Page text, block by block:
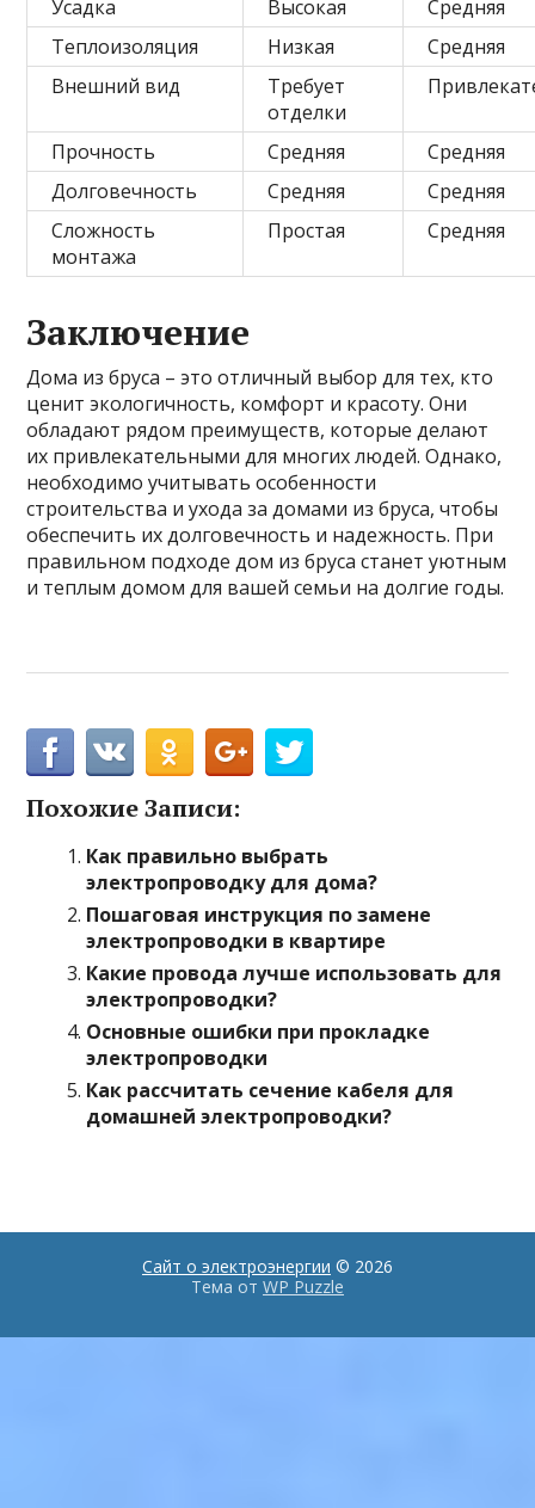
Усадка
Высокая
Средняя
Теплоизоляция
Низкая
Средняя
Внешний вид
Требует
отделки
Прочность Средняя
Средняя
Долговечность
Средняя
Средняя
Сложность
монтажа
Простая Средняя
Заключение
Дома из бруса – это отличный выбор для тех, кто
ценит экологичность, комфорт и красоту. Они
обладают рядом преимуществ, которые делают
их привлекательными для многих людей. Однако,
необходимо учитывать особенности
строительства и ухода за домами из бруса, чтобы
обеспечить их долговечность и надежность. При
правильном подходе дом из бруса станет уютным
и теплым домом для вашей семьи на долгие годы.
Похожие Записи:
Как правильно выбрать
электропроводку для дома?
Пошаговая инструкция по замене
электропроводки в квартире
Какие провода лучше использовать для
электропроводки?
Основные ошибки при прокладке
электропроводки
Как рассчитать сечение кабеля для
домашней электропроводки?
Сайт о электроэнергии © 2026
Тема от WP Puzzle